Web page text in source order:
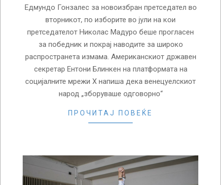
Едмундо Гонзалес за новоизбран претседател во
вторникот, по изборите во јули на кои
претседателот Николас Мадуро беше прогласен
за победник и покрај наводите за широко
распространета измама. Американскиот државен
секретар Ентони Блинкен на платформата на
социјалните мрежи Х напиша дека венецуелскиот
народ „зборуваше одговорно“
ПРОЧИТАЈ ПОВЕЌЕ